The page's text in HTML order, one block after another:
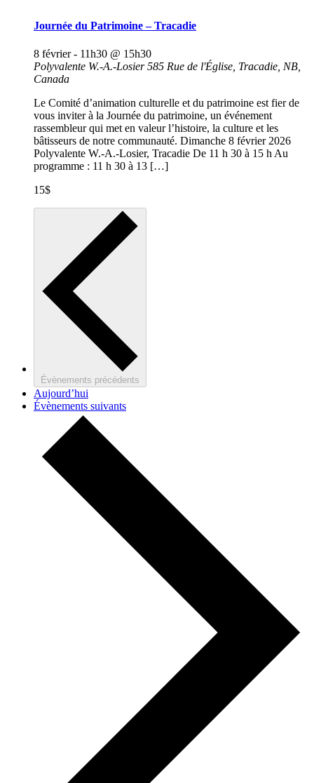
Journée du Patrimoine – Tracadie
8 février - 11h30 @ 15h30
Polyvalente W.-A.-Losier585 Rue de l'Église, Tracadie, NB,
Canada
Le Comité d’animation culturelle et du patrimoine est fier de
vous inviter à la Journée du patrimoine, un événement
rassembleur qui met en valeur l’histoire, la culture et les
bâtisseurs de notre communauté. Dimanche 8 février 2026
Polyvalente W.-A.-Losier, Tracadie De 11 h 30 à 15 h Au
programme : 11 h 30 à 13 […]
15$
Évènements précédents
Aujourd’hui
Évènements suivants